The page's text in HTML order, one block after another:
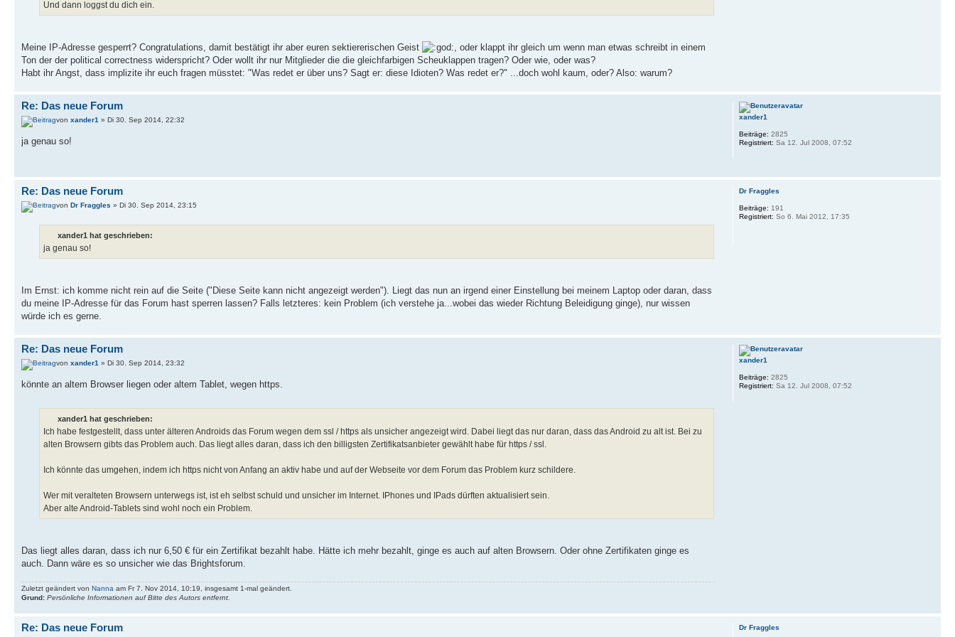
Und dann loggst du dich ein.
Meine IP-Adresse gesperrt? Congratulations, damit bestätigt ihr aber euren sektiererischen Geist
, oder klappt ihr gleich um wenn man etwas schreibt in einem
Ton der der political correctness widerspricht? Oder wollt ihr nur Mitglieder die die gleichfarbigen Scheuklappen tragen? Oder wie, oder was?
Habt ihr Angst, dass implizite ihr euch fragen müsstet: "Was redet er über uns? Sagt er: diese Idioten? Was redet er?" ...doch wohl kaum, oder? Also: warum?
Re: Das neue Forum
von xander1 » Di 30. Sep 2014, 22:32
ja genau so!
xander1
Beiträge: 2825
Registriert: Sa 12. Jul 2008, 07:52
Re: Das neue Forum
von Dr Fraggles » Di 30. Sep 2014, 23:15
xander1 hat geschrieben:
ja genau so!
Im Ernst: ich komme nicht rein auf die Seite ("Diese Seite kann nicht angezeigt werden"). Liegt das nun an irgend einer Einstellung bei meinem Laptop oder daran, dass
du meine IP-Adresse für das Forum hast sperren lassen? Falls letzteres: kein Problem (ich verstehe ja...wobei das wieder Richtung Beleidigung ginge), nur wissen
würde ich es gerne.
Dr Fraggles
Beiträge: 191
Registriert: So 6. Mai 2012, 17:35
Re: Das neue Forum
von xander1 » Di 30. Sep 2014, 23:32
könnte an altem Browser liegen oder altem Tablet, wegen https.
xander1 hat geschrieben:
Ich habe festgestellt, dass unter älteren Androids das Forum wegen dem ssl / https als unsicher angezeigt wird. Dabei liegt das nur daran, dass das Android zu alt ist. Bei zu
alten Browsern gibts das Problem auch. Das liegt alles daran, dass ich den billigsten Zertifikatsanbieter gewählt habe für https / ssl.
Ich könnte das umgehen, indem ich https nicht von Anfang an aktiv habe und auf der Webseite vor dem Forum das Problem kurz schildere.
Wer mit veralteten Browsern unterwegs ist, ist eh selbst schuld und unsicher im Internet. IPhones und IPads dürften aktualisiert sein.
Aber alte Android-Tablets sind wohl noch ein Problem.
Das liegt alles daran, dass ich nur 6,50 € für ein Zertifikat bezahlt habe. Hätte ich mehr bezahlt, ginge es auch auf alten Browsern. Oder ohne Zertifikaten ginge es
auch. Dann wäre es so unsicher wie das Brightsforum.
Zuletzt geändert von Nanna am Fr 7. Nov 2014, 10:19, insgesamt 1-mal geändert.
Grund: Persönliche Informationen auf Bitte des Autors entfernt.
xander1
Beiträge: 2825
Registriert: Sa 12. Jul 2008, 07:52
Re: Das neue Forum Dr Fraggles